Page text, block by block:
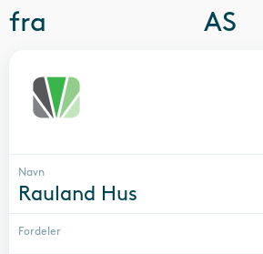
fra
AS
Navn
Rauland Hus
Fordeler